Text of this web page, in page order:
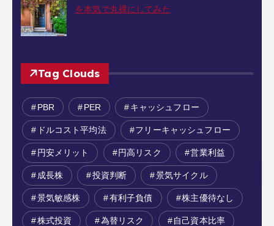
を本気で丸裸にしてみた
Tag Clouds
PBR PER キャッシュフロー
ドルコスト平均法 フリーキャッシュフロー
円安メリット 円高リスク 営業利益
成長株 投資判断 景気サイクル
景気敏感株 有利子負債 株主優待なし
株式投資 為替リスク 自己資本比率